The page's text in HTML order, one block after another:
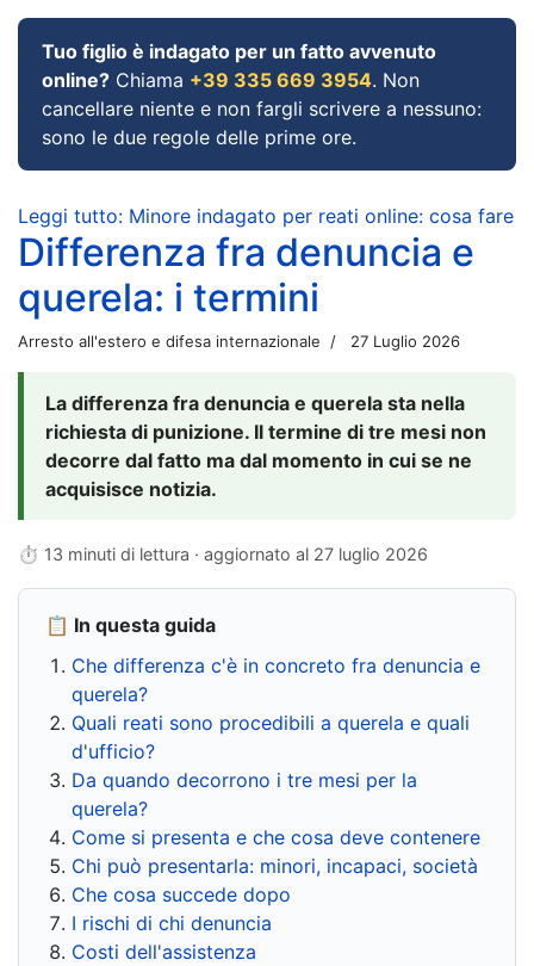
Tuo figlio è indagato per un fatto avvenuto
online? Chiama +39 335 669 3954. Non
cancellare niente e non fargli scrivere a nessuno:
sono le due regole delle prime ore.
Leggi tutto: Minore indagato per reati online: cosa fare
Differenza fra denuncia e
querela: i termini
Arresto all'estero e difesa internazionale 27 Luglio 2026
La differenza fra denuncia e querela sta nella
richiesta di punizione. Il termine di tre mesi non
decorre dal fatto ma dal momento in cui se ne
acquisisce notizia.
⏱ 13 minuti di lettura · aggiornato al 27 luglio 2026
📋 In questa guida
Che differenza c'è in concreto fra denuncia e
querela?
Quali reati sono procedibili a querela e quali
d'ufficio?
Da quando decorrono i tre mesi per la
querela?
Come si presenta e che cosa deve contenere
Chi può presentarla: minori, incapaci, società
Che cosa succede dopo
I rischi di chi denuncia
Costi dell'assistenza